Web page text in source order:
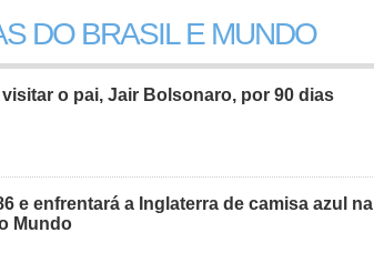
DO BRASIL E MUNDO
o pai, Jair Bolsonaro, por 90 dias
e enfrentará a Inglaterra de camisa azul na
Mundo